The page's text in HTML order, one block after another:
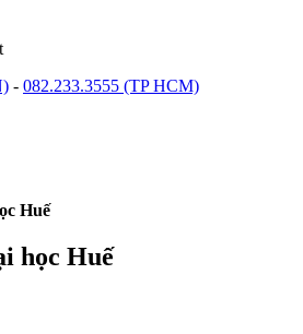
- 082.233.3555 (TP HCM)
Huế
học Huế